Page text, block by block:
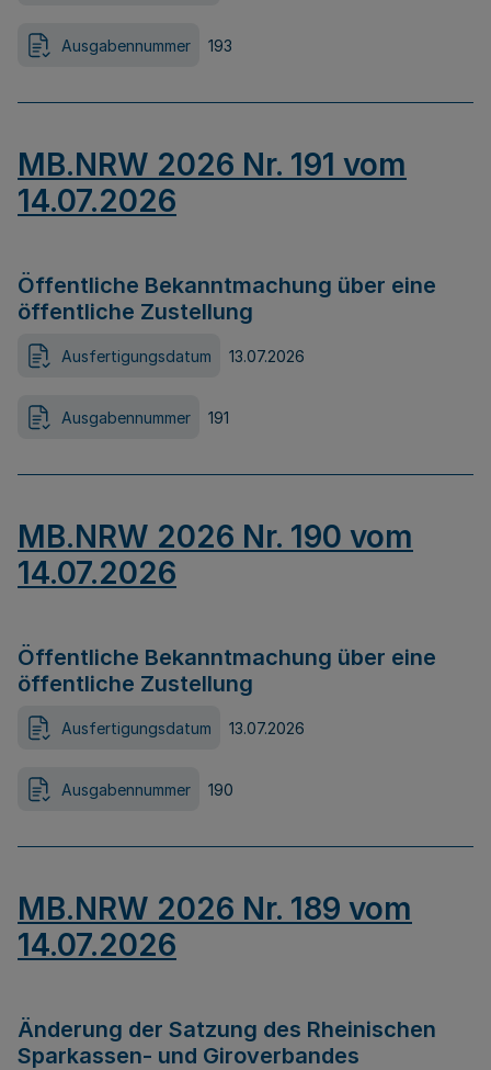
Ausgabennummer 193
MB.NRW 2026 Nr. 191 vom
14.07.2026
Öffentliche Bekanntmachung über eine
öffentliche Zustellung
Ausfertigungsdatum 13.07.2026
Ausgabennummer 191
MB.NRW 2026 Nr. 190 vom
14.07.2026
Öffentliche Bekanntmachung über eine
öffentliche Zustellung
Ausfertigungsdatum 13.07.2026
Ausgabennummer 190
MB.NRW 2026 Nr. 189 vom
14.07.2026
Änderung der Satzung des Rheinischen
Sparkassen- und Giroverbandes